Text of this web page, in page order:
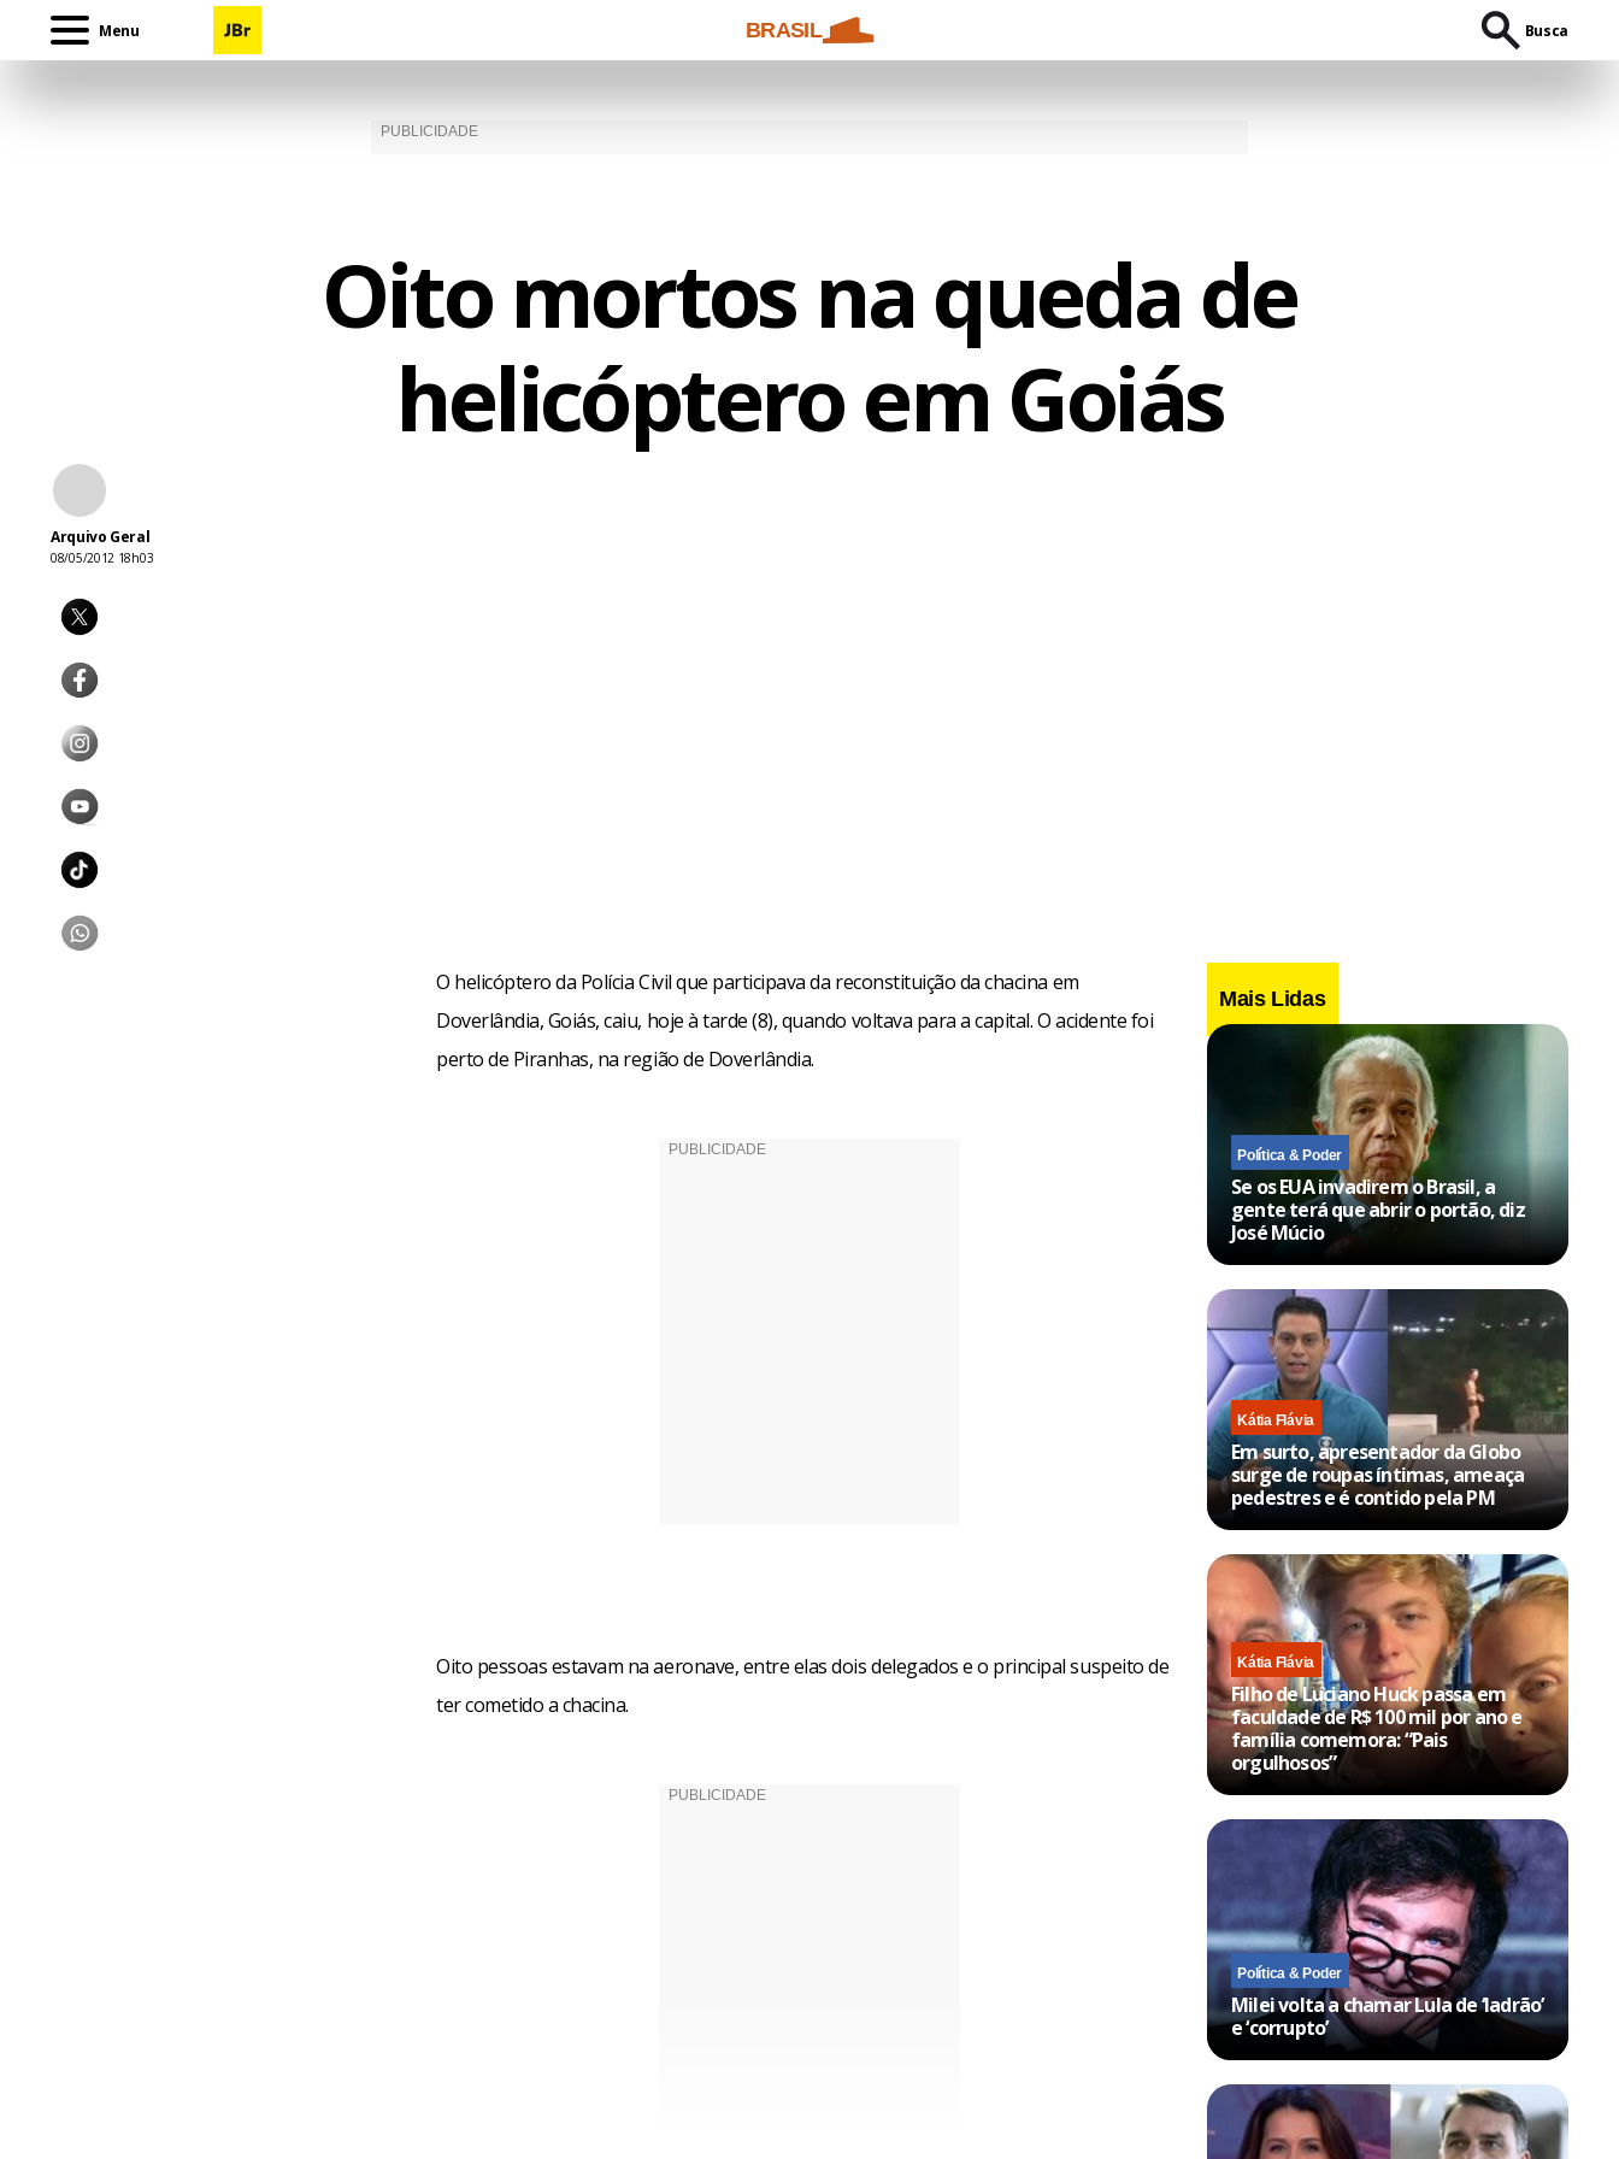
Menu BRASIL Busca
Oito mortos na queda de
helicóptero em Goiás
Arquivo Geral
08/05/2012 18h03
O helicóptero da Polícia Civil que participava da reconstituição da chacina em
Doverlândia, Goiás, caiu, hoje à tarde (8), quando voltava para a capital. O acidente foi
perto de Piranhas, na região de Doverlândia.
Oito pessoas estavam na aeronave, entre elas dois delegados e o principal suspeito de
ter cometido a chacina.
Mais Lidas
Política & Poder
Se os EUA invadirem o Brasil, a
gente terá que abrir o portão, diz
José Múcio
Kátia Flávia
Em surto, apresentador da Globo
surge de roupas íntimas, ameaça
pedestres e é contido pela PM
Kátia Flávia
Filho de Luciano Huck passa em
faculdade de R$ 100 mil por ano e
família comemora: “Pais
orgulhosos”
Política & Poder
Milei volta a chamar Lula de ‘ladrão’
e ‘corrupto’